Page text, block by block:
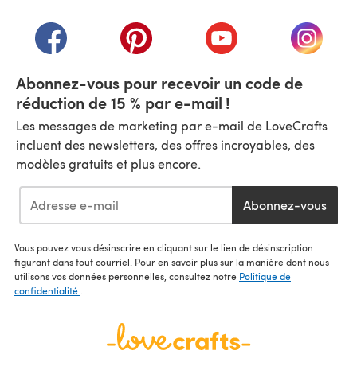
(s'ouvre dans un nouvel onglet)
(s'ouvre dans un nouvel onglet)
(s'ouvre dans un(s'ouvre
Abonnez-vous pour recevoir un code de
réduction de 15 % par e-mail !
Les messages de marketing par e-mail de LoveCrafts
incluent des newsletters, des offres incroyables, des
modèles gratuits et plus encore.
Abonnez-vous
Vous pouvez vous désinscrire en cliquant sur le lien de désinscription
figurant dans tout courriel. Pour en savoir plus sur la manière dont nous
utilisons vos données personnelles, consultez notre Politique de
confidentialité